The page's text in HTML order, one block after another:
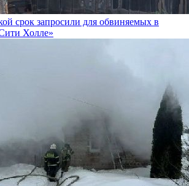
срок запросили для обвиняемых в
Холле»